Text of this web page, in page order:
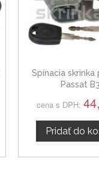
Spínacia skrinka
Passat B3
cena s DPH:
Pridať do